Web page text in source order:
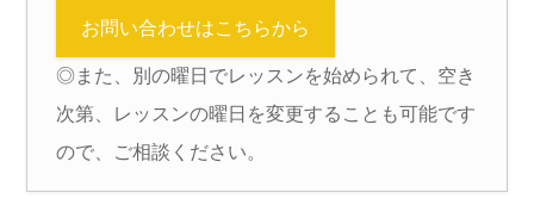
お問い合わせはこちらから
◎また、別の曜日でレッスンを始められて、空き
次第、レッスンの曜日を変更することも可能です
ので、ご相談ください。